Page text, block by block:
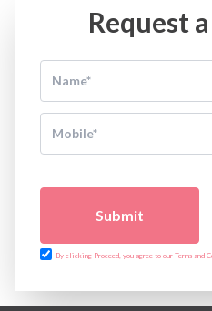
Request
Submit
By clicking Proceed, you agree to our Terms and